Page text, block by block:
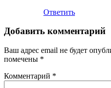
Ответить
Добавить комментарий
Ваш адрес email не будет
помечены *
Комментарий *